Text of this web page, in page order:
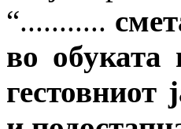
“...........
во обуката
гестовниот